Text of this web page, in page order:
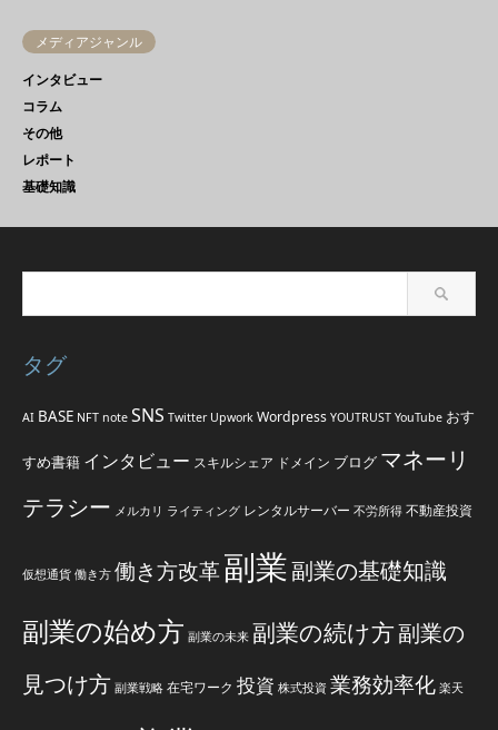
メディアジャンル
インタビュー
コラム
その他
レポート
基礎知識
タグ
AI BASE NFT note SNS Twitter Upwork Wordpress YOUTRUST YouTube おす
すめ書籍 インタビュー スキルシェア ドメイン ブログ マネーリ
テラシー メルカリ ライティング レンタルサーバー 不労所得 不動産投資
仮想通貨 働き方 働き方改革副業副業の基礎知識
副業の始め方 副業の未来 副業の続け方副業の
見つけ方 副業戦略 在宅ワーク 投資 株式投資 業務効率化 楽天